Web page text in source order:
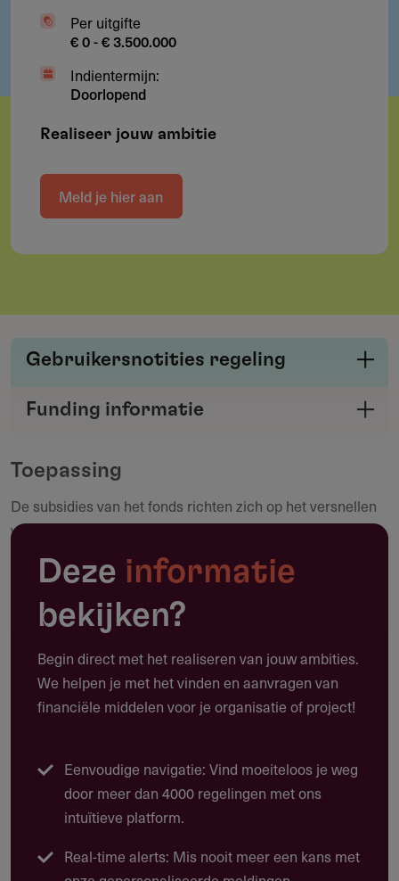
Per uitgifte
€ 0 - € 3.500.000
Indientermijn:
Doorlopend
Realiseer jouw ambitie
Meld je hier aan
Toepassing
De subsidies van het fonds richten zich op het versnellen
van een rechtvaardige en duurzame transitie binnen vier
sectoren met grote systeemimpact:
Mode
Voedsel
Gebouwde omgeving
Financiële markten.
Initiatieven moeten bijdragen aan systeemverandering,
bedrijfsmodellen te beïnvloeden.
Er is expliciete aandacht voor inclusie, gendergelijkheid en
de rechten van werknemers en producenten. Laudes
financiert projecten zoals circulaire materiaalinnovaties in
Gebruikersnotities regeling
verstrekker met de Fondswervingonline
Maak een notitie
Funding informatie
Deze informatie
bekijken?
Begin direct met het realiseren van jouw ambities.
We helpen je met het vinden en aanvragen van
financiële middelen voor je organisatie of project!
Eenvoudige navigatie: Vind moeiteloos je weg
door meer dan 4000 regelingen met ons
intuïtieve platform.
Real-time alerts: Mis nooit meer een kans met